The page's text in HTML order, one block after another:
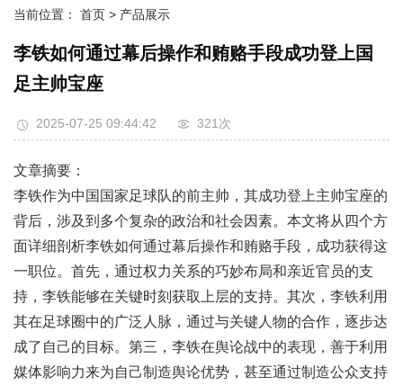
当前位置： 首页 > 产品展示
李铁如何通过幕后操作和贿赂手段成功登上国
足主帅宝座
2025-07-25 09:44:42 321次
文章摘要：
李铁作为中国国家足球队的前主帅，其成功登上主帅宝座的
背后，涉及到多个复杂的政治和社会因素。本文将从四个方
面详细剖析李铁如何通过幕后操作和贿赂手段，成功获得这
一职位。首先，通过权力关系的巧妙布局和亲近官员的支
持，李铁能够在关键时刻获取上层的支持。其次，李铁利用
其在足球圈中的广泛人脉，通过与关键人物的合作，逐步达
成了自己的目标。第三，李铁在舆论战中的表现，善于利用
媒体影响力来为自己制造舆论优势，甚至通过制造公众支持